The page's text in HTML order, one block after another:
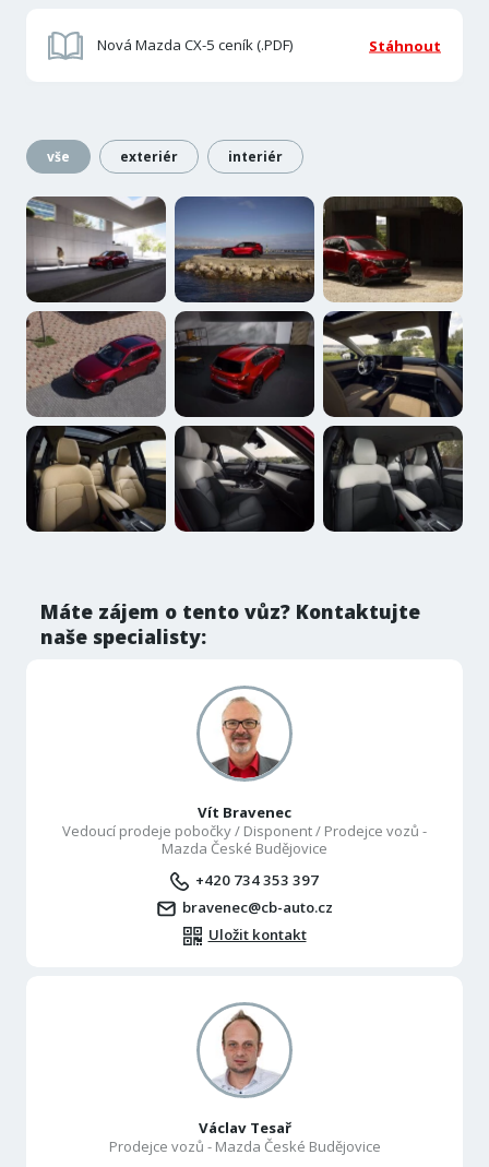
Nová Mazda CX-5 ceník (.PDF) Stáhnout
vše exteriér interiér
Máte zájem o tento vůz? Kontaktujte
naše specialisty:
Vít Bravenec
Vedoucí prodeje pobočky / Disponent / Prodejce vozů -
Mazda České Budějovice
+420 734 353 397
bravenec@cb-auto.cz
Uložit kontakt
Václav Tesař
Prodejce vozů - Mazda České Budějovice